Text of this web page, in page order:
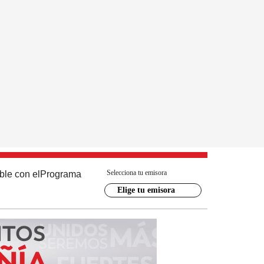
con el Programa Selecciona tu emisora
Elige tu emisora